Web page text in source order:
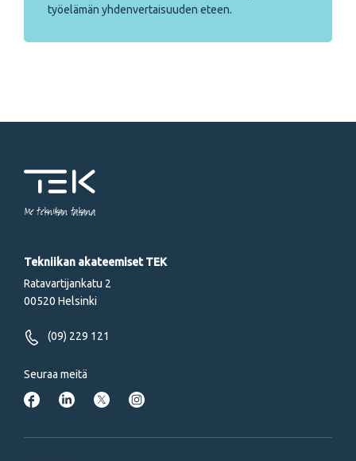
työelämän yhdenvertaisuuden eteen.
Me tekniikan takana
Tekniikan akateemiset TEK
Ratavartijankatu 2
00520 Helsinki
(09) 229 121
Seuraa meitä